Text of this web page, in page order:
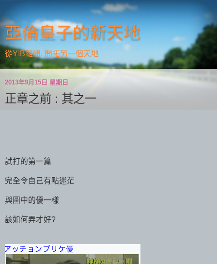
亞倫皇子的新天地
從Y!B離開, 開拓另一個天地
2013年9月15日 星期日
正章之前 : 其之一
試打的第一篇
完全令自己有點迷茫
與圖中的優一樣
該如何弄才好?